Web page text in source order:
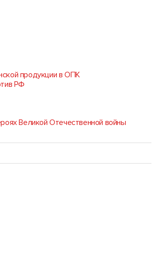
продукции в ОПК
РФ
Великой Отечественной войны